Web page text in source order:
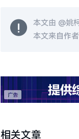
本文由 @姚
本文来自作
相关文章